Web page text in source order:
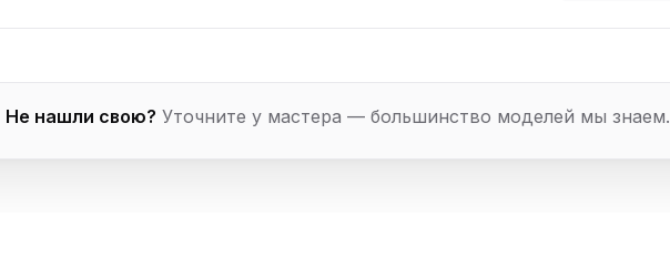
Не нашли свою? Уточните у мастера — большинство моделей мы знаем.